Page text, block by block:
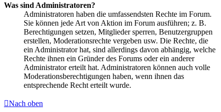
Was sind Administratoren?
Administratoren haben die umfassendsten Rechte im Forum.
Sie können jede Art von Aktion im Forum ausführen; z. B.
Berechtigungen setzen, Mitglieder sperren, Benutzergruppen
erstellen, Moderationsrechte vergeben usw. Die Rechte, die
ein Administrator hat, sind allerdings davon abhängig, welche
Rechte ihnen ein Gründer des Forums oder ein anderer
Administrator erteilt hat. Administratoren können auch volle
Moderationsberechtigungen haben, wenn ihnen das
entsprechende Recht erteilt wurde.
Nach oben